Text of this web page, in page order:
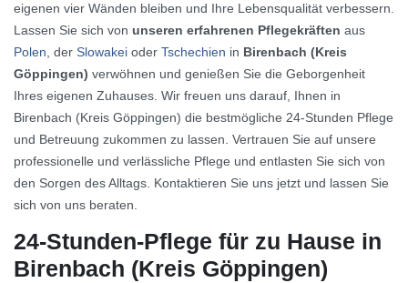
eigenen vier Wänden bleiben und Ihre Lebensqualität verbessern.
Lassen Sie sich von unseren erfahrenen Pflegekräften aus
Polen, der Slowakei oder Tschechien in Birenbach (Kreis
Göppingen) verwöhnen und genießen Sie die Geborgenheit
Ihres eigenen Zuhauses. Wir freuen uns darauf, Ihnen in
Birenbach (Kreis Göppingen) die bestmögliche 24-Stunden Pflege
und Betreuung zukommen zu lassen. Vertrauen Sie auf unsere
professionelle und verlässliche Pflege und entlasten Sie sich von
den Sorgen des Alltags. Kontaktieren Sie uns jetzt und lassen Sie
sich von uns beraten.
24-Stunden-Pflege für zu Hause in
Birenbach (Kreis Göppingen)